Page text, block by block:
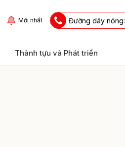
Mới nhất Đường dây nóng:
Thành tựu và Phát triển